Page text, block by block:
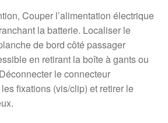
Couper l’alimentation électrique
la batterie. Localiser le
de bord côté passager
en retirant la boîte à gants ou
le connecteur
fixations (vis/clip) et retirer le